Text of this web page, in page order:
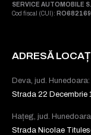
SERVICE AUTOMOBILE
Cod fiscal (CUI):
ADRESĂ
Deva, jud. Hunedoara:
Strada 22 Decembrie
Hațeg, jud.
Strada Nicolae